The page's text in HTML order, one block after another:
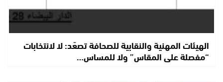
الهيئات المهنية والنقابية للصحافة تصعّد: لا لانتخابات
“مفصلة على المقاس” ولا للمساس…